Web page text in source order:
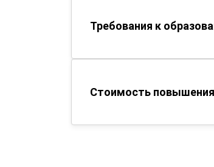
Требования к
Стоимость